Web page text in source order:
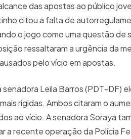
das apostas ao público
citou a falta de
o jogo como uma questão de
ressaltaram a urgência da
pelo vício em apostas.
Leila Barros (PDT-DF)
rígidas. Ambos citaram o
ao vício. A senadora Soraya
a recente operação da Polícia